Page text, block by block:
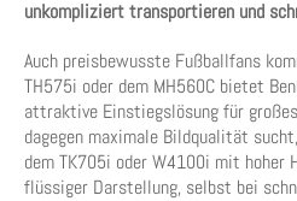
unkompliziert transportieren und
Auch preisbewusste Fußballfans
TH575i oder dem MH560C bietet
attraktive Einstiegslösung für
dagegen maximale Bildqualität
dem TK705i oder W4100i mit hoher
flüssiger Darstellung, selbst bei